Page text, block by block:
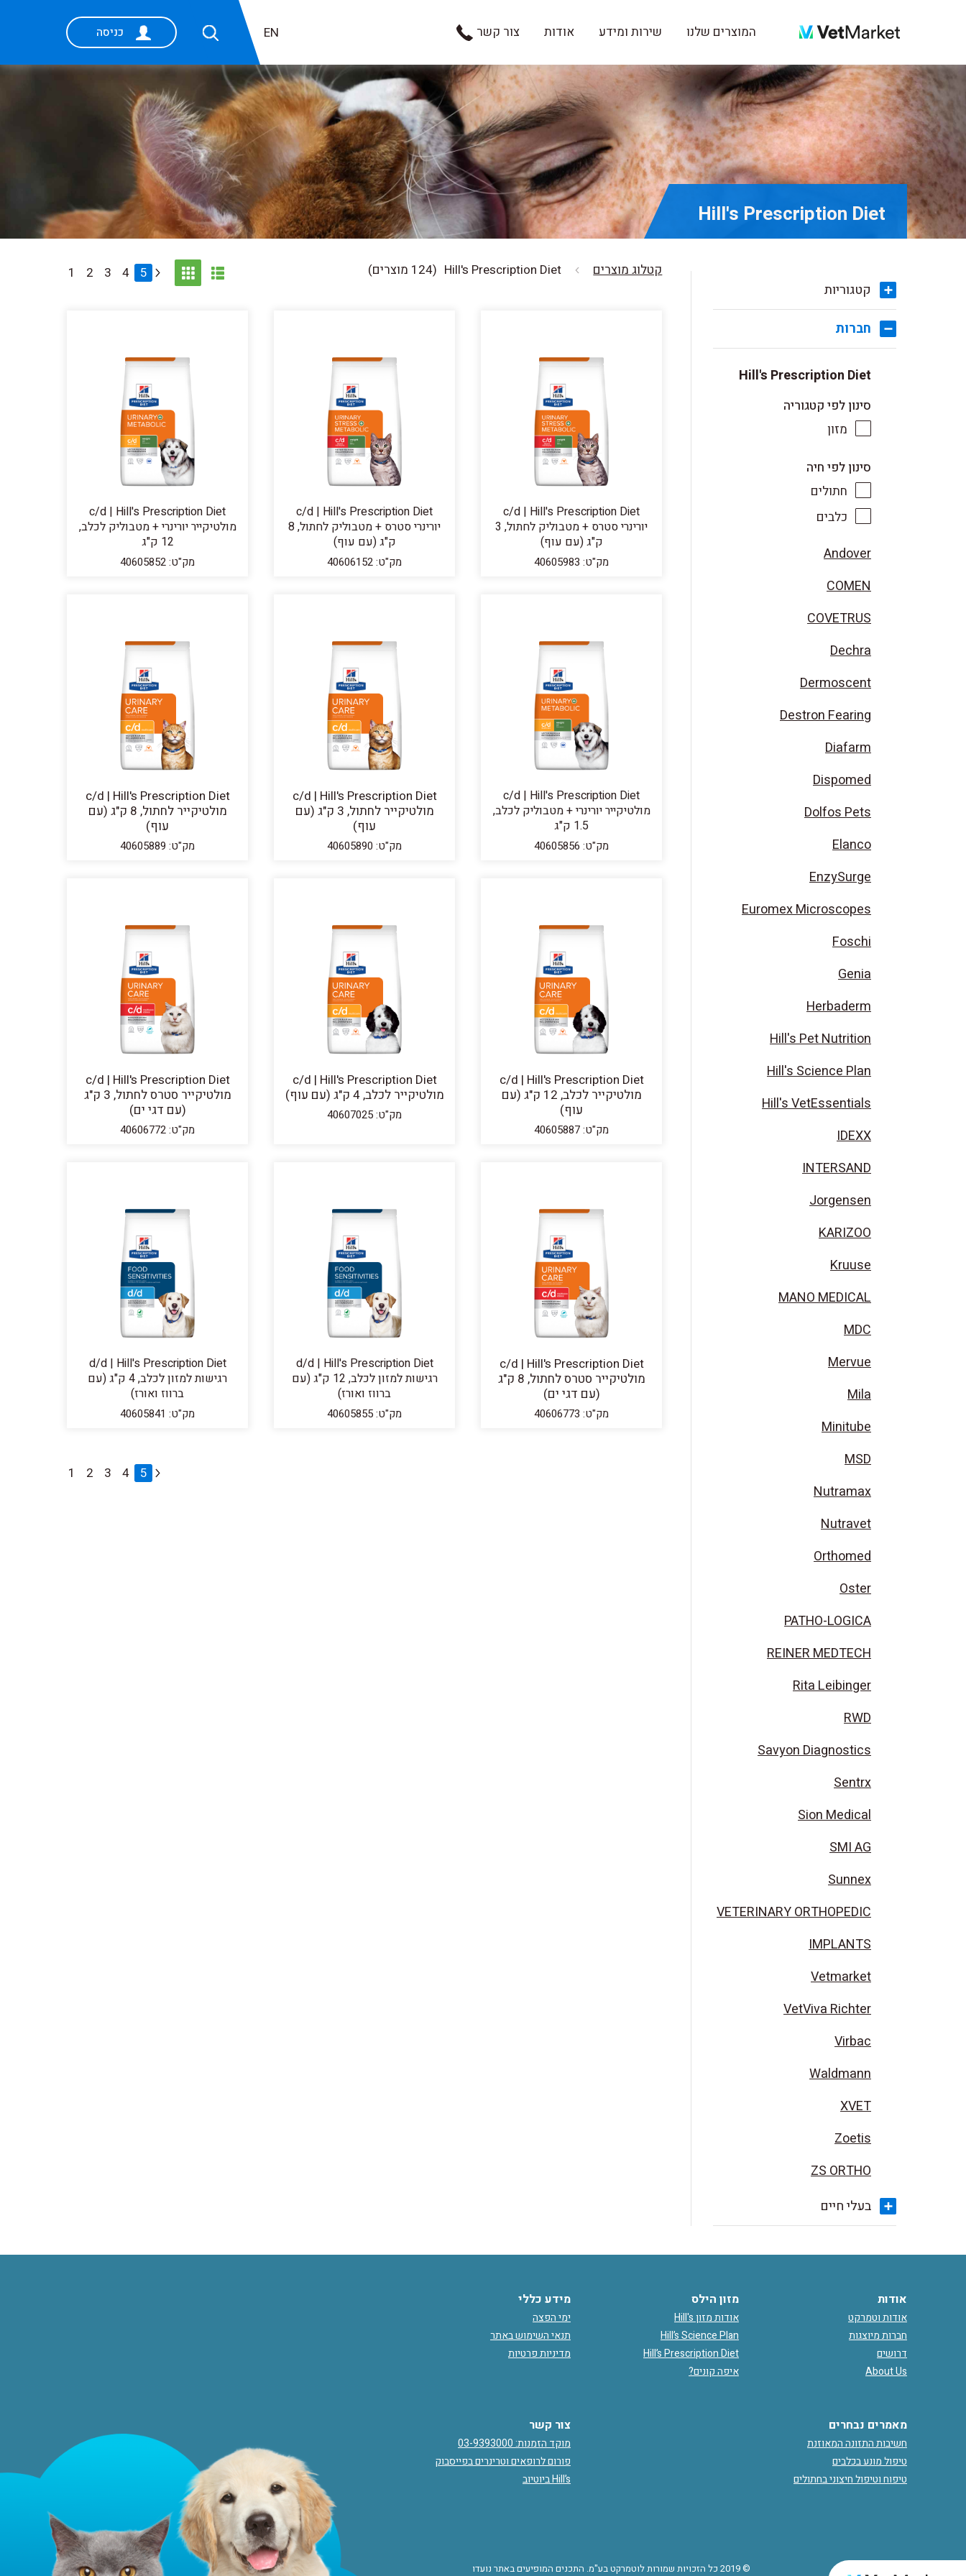
המוצרים שלנו שירות ומידע אודות צור קשר EN כניסה
Hill's Prescription Diet
קטגוריות
חברות
Hill's Prescription Diet
סינון לפי קטגוריה
מזון
סינון לפי חיה
חתולים
כלבים
Andover
COMEN
COVETRUS
Dechra
Dermoscent
Destron Fearing
Diafarm
Dispomed
Dolfos Pets
Elanco
EnzySurge
Euromex Microscopes
Foschi
Genia
Herbaderm
Hill's Pet Nutrition
Hill's Science Plan
Hill's VetEssentials
IDEXX
INTERSAND
Jorgensen
KARIZOO
Kruuse
MANO MEDICAL
MDC
Mervue
Mila
Minitube
MSD
Nutramax
Nutravet
Orthomed
Oster
PATHO-LOGICA
REINER MEDTECH
Rita Leibinger
RWD
Savyon Diagnostics
Sentrx
Sion Medical
SMI AG
Sunnex
VETERINARY ORTHOPEDIC
IMPLANTS
Vetmarket
VetViva Richter
Virbac
Waldmann
XVET
Zoetis
ZS ORTHO
בעלי חיים
קטלוג מוצרים Hill's Prescription Diet (124 מוצרים) 1 2 3 4 5
c/d | Hill's Prescription Diet
יורינרי סטרס + מטבוליק לחתול, 3
ק"ג (עם עוף)
מק"ט: 40605983
c/d | Hill's Prescription Diet
יורינרי סטרס + מטבוליק לחתול, 8
ק"ג (עם עוף)
מק"ט: 40606152
c/d | Hill's Prescription Diet
מולטיקייר יורינרי + מטבוליק לכלב,
12 ק"ג
מק"ט: 40605852
c/d | Hill's Prescription Diet
מולטיקייר יורינרי + מטבוליק לכלב,
1.5 ק"ג
מק"ט: 40605856
c/d | Hill's Prescription Diet
מולטיקייר לחתול, 3 ק"ג (עם
עוף)
מק"ט: 40605890
c/d | Hill's Prescription Diet
מולטיקייר לחתול, 8 ק"ג (עם
עוף)
מק"ט: 40605889
c/d | Hill's Prescription Diet
מולטיקייר לכלב, 12 ק"ג (עם
עוף)
מק"ט: 40605887
c/d | Hill's Prescription Diet
מולטיקייר לכלב, 4 ק"ג (עם עוף)
מק"ט: 40607025
c/d | Hill's Prescription Diet
מולטיקייר סטרס לחתול, 3 ק"ג
(עם דגי ים)
מק"ט: 40606772
c/d | Hill's Prescription Diet
מולטיקייר סטרס לחתול, 8 ק"ג
(עם דגי ים)
מק"ט: 40606773
d/d | Hill's Prescription Diet
רגישות למזון לכלב, 12 ק"ג (עם
ברווז ואורז)
מק"ט: 40605855
d/d | Hill's Prescription Diet
רגישות למזון לכלב, 4 ק"ג (עם
ברווז ואורז)
מק"ט: 40605841
1 2 3 4 5
אודות
אודות וטמרקט
חברות מיוצגות
דרושים
About Us
מזון הילס
אודות מזון Hill's
Hill’s Science Plan
Hill’s Prescription Diet
איפה קונים?
מידע כללי
ימי הפצה
תנאי השימוש באתר
מדיניות פרטיות
מאמרים נבחרים
חשיבות התזונה המאוזנת
טיפול מונע בכלבים
טיפוח וטיפול חיצוני בחתולים
צור קשר
מוקד הזמנות: 03-9393000
פורום לרופאים וטרינרים בפייסבוק
Hill’s ביוטיוב
© 2019 כל הזכויות שמורות לוטמרקט בע"מ. התכנים המופיעים באתר נועדו